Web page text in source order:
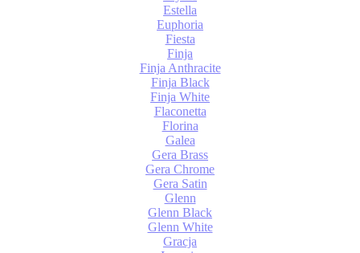
Estella
Euphoria
Fiesta
Finja
Finja Anthracite
Finja Black
Finja White
Flaconetta
Florina
Galea
Gera Brass
Gera Chrome
Gera Satin
Glenn
Glenn Black
Glenn White
Gracja